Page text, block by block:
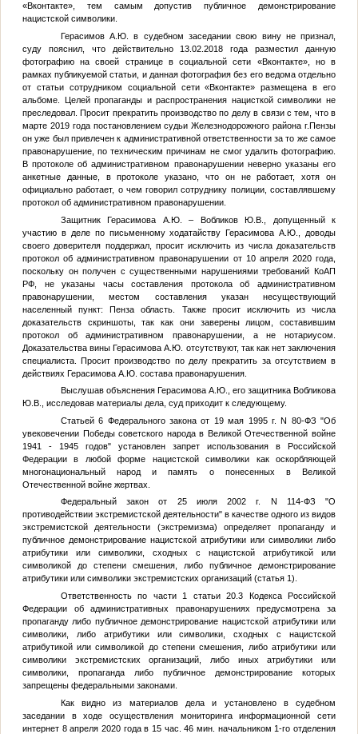
«Вконтакте», тем самым допустив публичное демонстрирование
нацистской символики.
Герасимов А.Ю. в судебном заседании свою вину не признал,
суду пояснил, что действительно 13.02.2018 года разместил данную
фотографию на своей странице в социальной сети «Вконтакте», но в
рамках публикуемой статьи, и данная фотография без его ведома отдельно
от статьи сотрудником социальной сети «Вконтакте» размещена в его
альбоме. Целей пропаганды и распространения нацисткой символики не
преследовал. Просит прекратить производство по делу в связи с тем, что в
марте 2019 года постановлением судьи Железнодорожного района г.Пензы
он уже был привлечен к административной ответственности за то же самое
правонарушение, по техническим причинам не смог удалить фотографию.
В протоколе об административном правонарушении неверно указаны его
анкетные данные, в протоколе указано, что он не работает, хотя он
официально работает, о чем говорил сотруднику полиции, составлявшему
протокол об административном правонарушении.
Защитник Герасимова А.Ю. – Вобликов Ю.В., допущенный к
участию в деле по письменному ходатайству Герасимова А.Ю., доводы
своего доверителя поддержал, просит исключить из числа доказательств
протокол об административном правонарушении от 10 апреля 2020 года,
поскольку он получен с существенными нарушениями требований КоАП
РФ, не указаны часы составления протокола об административном
правонарушении, местом составления указан несуществующий
населенный пункт: Пенза область. Также просит исключить из числа
доказательств скриншоты, так как они заверены лицом, составившим
протокол об административном правонарушении, а не нотариусом.
Доказательства вины Герасимова А.Ю. отсутствуют, так как нет заключения
специалиста. Просит производство по делу прекратить за отсутствием в
действиях Герасимова А.Ю. состава правонарушения.
Выслушав объяснения Герасимова А.Ю., его защитника Вобликова
Ю.В., исследовав материалы дела, суд приходит к следующему.
Статьей 6 Федерального закона от 19 мая 1995 г. N 80-ФЗ "Об
увековечении Победы советского народа в Великой Отечественной войне
1941 - 1945 годов" установлен запрет использования в Российской
Федерации в любой форме нацистской символики как оскорбляющей
многонациональный народ и память о понесенных в Великой
Отечественной войне жертвах.
Федеральный закон от 25 июля 2002 г. N 114-ФЗ "О
противодействии экстремистской деятельности" в качестве одного из видов
экстремистской деятельности (экстремизма) определяет пропаганду и
публичное демонстрирование нацистской атрибутики или символики либо
атрибутики или символики, сходных с нацистской атрибутикой или
символикой до степени смешения, либо публичное демонстрирование
атрибутики или символики экстремистских организаций (статья 1).
Ответственность по части 1 статьи 20.3 Кодекса Российской
Федерации об административных правонарушениях предусмотрена за
пропаганду либо публичное демонстрирование нацистской атрибутики или
символики, либо атрибутики или символики, сходных с нацистской
атрибутикой или символикой до степени смешения, либо атрибутики или
символики экстремистских организаций, либо иных атрибутики или
символики, пропаганда либо публичное демонстрирование которых
запрещены федеральными законами.
Как видно из материалов дела и установлено в судебном
заседании в ходе осуществления мониторинга информационной сети
интернет 8 апреля 2020 года в 15 час. 46 мин. начальником 1-го отделения